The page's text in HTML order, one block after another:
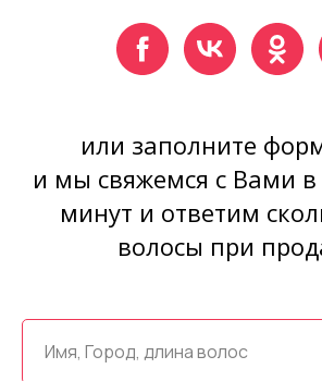
или заполните
и мы свяжемся с Вами в
минут и ответим
волосы при